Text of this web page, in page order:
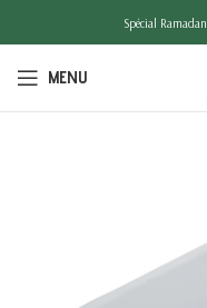
Spécial Ramadan
MENU